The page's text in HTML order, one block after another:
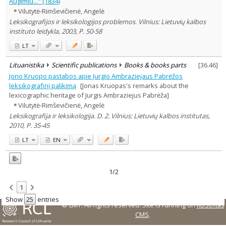
Country of publication
Historical periods
Lithuanian place names
Subject
Journal
Vilutytė-Rimševičienė, Angelė
Leksikografijos ir leksikologijos problemos. Vilnius: Lietuvių kalbos
instituto leidykla, 2003, P. 50-58
LT
Lituanistika Scientific publications Books & books parts [36.46]
Jono Kruopo pastabos apie Jurgio Ambraziejaus Pabrėžos
leksikografinį palikimą [Jonas Kruopas's remarks about the
lexicographic heritage of Jurgis Ambraziejus Pabrėža]
Vilutytė-Rimševičienė, Angelė
Leksikografija ir leksikologija. D. 2. Vilnius: Lietuvių kalbos institutas,
2010, P. 35-45
LT EN
1/2
1
Show
entries
© LMT. All rights reserved.Site is running onKUSoftas
CMS.